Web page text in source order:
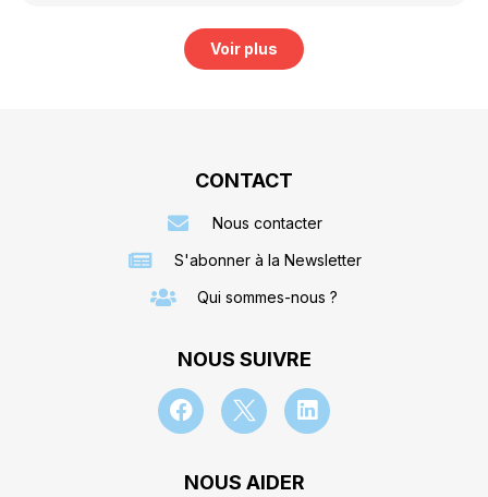
Voir plus
CONTACT
Nous contacter
S'abonner à la Newsletter
Qui sommes-nous ?
NOUS SUIVRE
NOUS AIDER